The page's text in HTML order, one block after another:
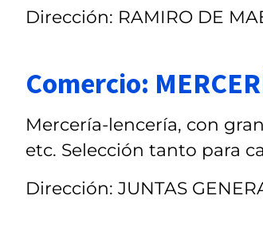
Dirección: RAMIRO DE
Comercio:
Mercería-lencería, con
etc. Selección tanto para
Dirección: JUNTAS